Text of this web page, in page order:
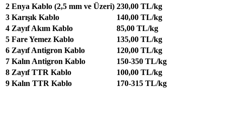
2 Enya Kablo (2,5 mm ve Üzeri) 230,00 TL/kg
3 Karışık Kablo
140,00 TL/kg
4 Zayıf Akım Kablo
85,00 TL/kg
5 Fare Yemez Kablo
135,00 TL/kg
6 Zayıf Antigron Kablo
120,00 TL/kg
7 Kalın Antigron Kablo
150-350 TL/kg
8 Zayıf TTR Kablo
100,00 TL/kg
9 Kalın TTR Kablo 170-315 TL/kg